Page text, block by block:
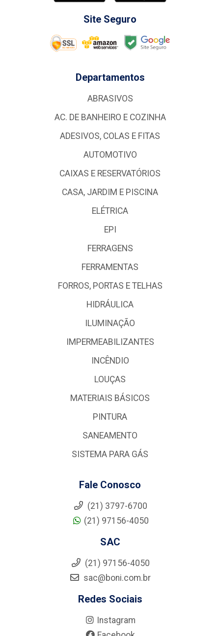
Site Seguro
Departamentos
ABRASIVOS
AC. DE BANHEIRO E COZINHA
ADESIVOS, COLAS E FITAS
AUTOMOTIVO
CAIXAS E RESERVATÓRIOS
CASA, JARDIM E PISCINA
ELÉTRICA
EPI
FERRAGENS
FERRAMENTAS
FORROS, PORTAS E TELHAS
HIDRÁULICA
ILUMINAÇÃO
IMPERMEABILIZANTES
INCÊNDIO
LOUÇAS
MATERIAIS BÁSICOS
PINTURA
SANEAMENTO
SISTEMA PARA GÁS
Fale Conosco
(21) 3797-6700
(21) 97156-4050
SAC
(21) 97156-4050
sac@boni.com.br
Redes Sociais
Instagram